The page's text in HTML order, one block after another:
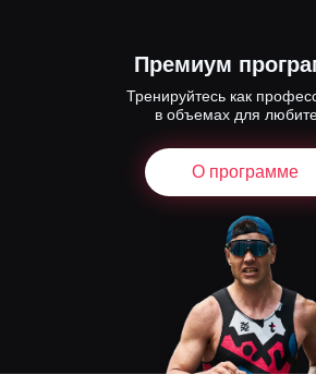
Премиум
Тренируйтесь как
в объемах для
О программе